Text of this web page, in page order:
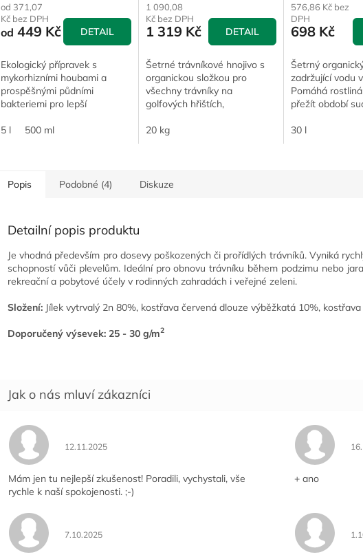
od 371,07
Kč bez DPH
od 449 Kč DETAIL
Ekologický přípravek s
mykorhizními houbami a
prospěšnými půdními
bakteriemi pro lepší
a celkovou vitalitu porostu.
5 l 500 ml
1 090,08
Kč bez DPH
1 319 Kč DETAIL
Šetrné trávníkové hnojivo s
organickou složkou pro
všechny trávníky na
golfových hřištích,
v městské zeleni.
20 kg
576,86 Kč bez
DPH
698 Kč
Šetrný
zadržující vodu
Pomáhá
přežít období
30 l
Popis Podobné (4) Diskuze
Detailní popis produktu
Je vhodná především pro dosevy poškozených či prořídlých trávníků. Vyniká
schopností vůči plevelům. Ideální pro obnovu trávníku během podzimu nebo
rekreační a pobytové účely v rodinných zahradách i veřejné zeleni.
Složení: Jílek vytrvalý 2n 80%, kostřava červená dlouze výběžkatá 10%,
Doporučený výsevek: 25 - 30 g/m2
Hodnocení obchodu je 5 z 5 hvězdiček.
12.11.2025
Mám jen tu nejlepší zkušenost! Poradili, vychystali, vše
rychle k naší spokojenosti. ;-)
+ ano
Hodnocení obchodu je 5 z 5 hvězdiček.
7.10.2025